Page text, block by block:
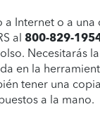
a Internet o a
al 800-829-
Necesitarás
en la
tener una
a la mano.